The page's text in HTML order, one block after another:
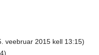
veebruar 2015 kell 13:15)